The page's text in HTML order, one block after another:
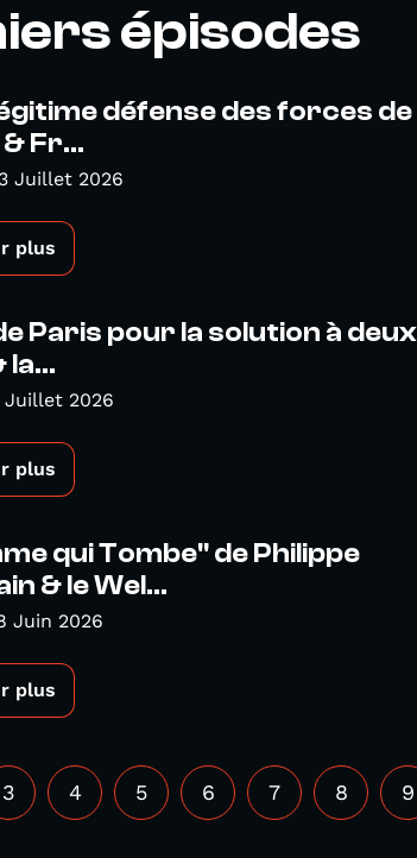
épisodes
défense des forces de
Fr...
Juillet 2026
plus
Paris pour la solution à deux
la...
Juillet 2026
plus
qui Tombe" de Philippe
& le Wel...
Juin 2026
plus
3 4 5 6 7 8 9